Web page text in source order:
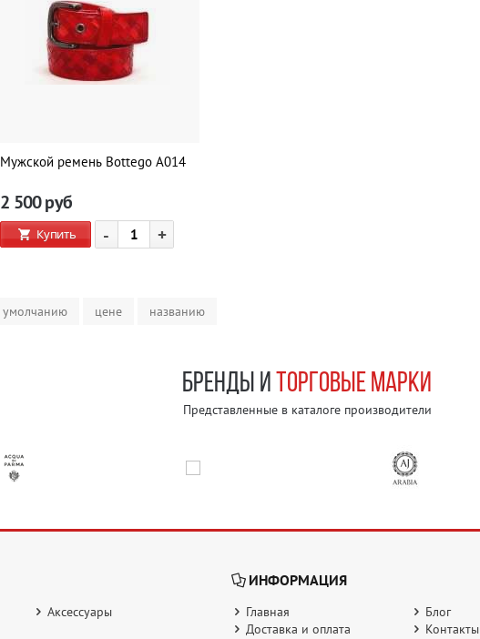
Мужской ремень Bottego A014
2 500руб
Купить - +
умолчанию цене названию
БРЕНДЫ И ТОРГОВЫЕ МАРКИ
Представленные в каталоге производители
Аксессуары
ИНФОРМАЦИЯ
Главная
Блог
Доставка и оплата
Контакты